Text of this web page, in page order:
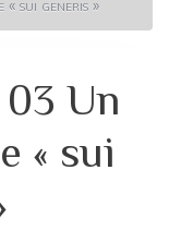
sui generis »
Un
« sui